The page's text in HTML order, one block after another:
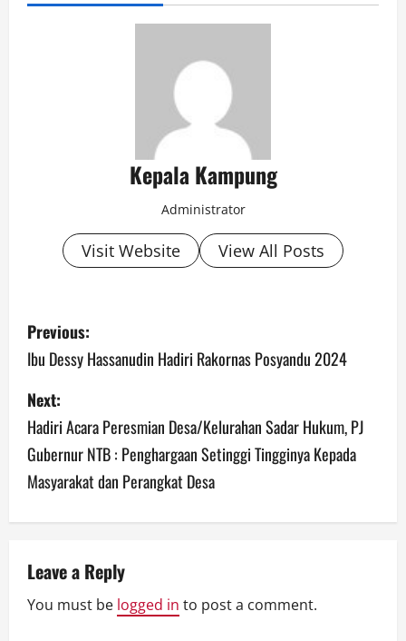
Kepala Kampung
Administrator
Visit Website View All Posts
P
o
s
t
n
a
i
Previous:
Ibu Dessy Hassanudin Hadiri Rakornas Posyandu 2024
Next:
Hadiri Acara Peresmian Desa/Kelurahan Sadar Hukum, PJ
Gubernur NTB : Penghargaan Setinggi Tingginya Kepada
Masyarakat dan Perangkat Desa
Leave a Reply
You must be logged in to post a comment.